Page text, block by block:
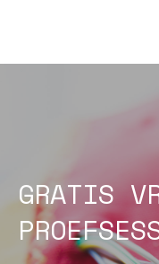
GRATIS